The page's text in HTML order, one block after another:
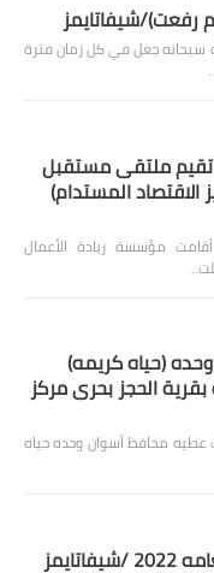
رفعت)/شيفاتايمز
سبحانه جعل في كل زمان فترة
تقيم ملتقى مستقبل
المستدام)
✍️ سهيلة محي على نهج رؤية مصر ٢٠٣٠ أقامت مؤسسة ريادة الأعمال
(حياه كريمه)
بقرية الحجز بحرى مركز
عطيه محافظ أسوان وحده حياه